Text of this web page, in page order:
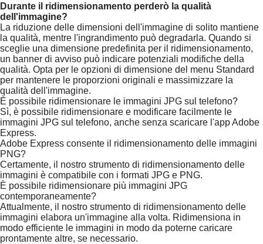
Durante il ridimensionamento perderò la qualità
dell'immagine?
La riduzione delle dimensioni dell'immagine di solito mantiene
la qualità, mentre l'ingrandimento può degradarla. Quando si
sceglie una dimensione predefinita per il ridimensionamento,
un banner di avviso può indicare potenziali modifiche della
qualità. Opta per le opzioni di dimensione del menu Standard
per mantenere le proporzioni originali e massimizzare la
qualità dell'immagine.
È possibile ridimensionare le immagini JPG sul telefono?
Sì, è possibile ridimensionare e modificare facilmente le
immagini JPG sul telefono, anche senza scaricare l'app Adobe
Express.
Adobe Express consente il ridimensionamento delle immagini
PNG?
Certamente, il nostro strumento di ridimensionamento delle
immagini è compatibile con i formati JPG e PNG.
È possibile ridimensionare più immagini JPG
contemporaneamente?
Attualmente, il nostro strumento di ridimensionamento delle
immagini elabora un'immagine alla volta. Ridimensiona in
modo efficiente le immagini in modo da poterne caricare
prontamente altre, se necessario.